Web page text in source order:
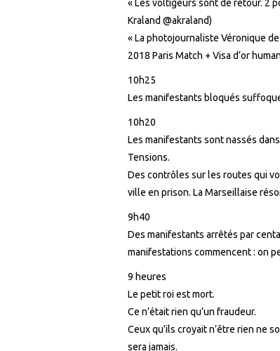
« Les voltigeurs sont de retour. 2
Kraland @akraland)
« La photojournaliste Véronique
2018 Paris Match + Visa d’or
10h25
Les manifestants bloqués
10h20
Les manifestants sont nassés
Tensions.
Des contrôles sur les routes qui
ville en prison. La Marseillaise
9h40
Des manifestants arrêtés par
manifestations commencent : on
9 heures
Le petit roi est mort.
Ce n’était rien qu’un fraudeur.
Ceux qu’ils croyait n’être rien ne
sera jamais.